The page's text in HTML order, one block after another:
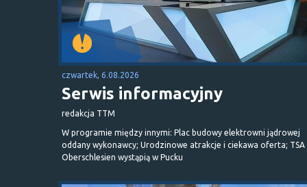
czwartek, 6.08.2026
Serwis informacyjny
redakcja TTM
W programie między innymi: Plac budowy elektrowni jądrowej
oddany wykonawcy; Urodzinowe atrakcje i ciekawa oferta; TSA
Oberschlesien wystąpią w Pucku